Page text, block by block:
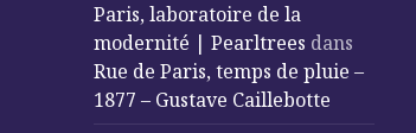
Paris, laboratoire de la
modernité | Pearltrees dans
Rue de Paris, temps de pluie –
1877 – Gustave Caillebotte